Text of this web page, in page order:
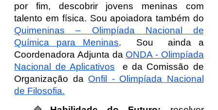
por fim, descobrir jovens meninas com
talento em física. Sou apoiadora também do
Quimeninas – Olimpíada Nacional de
Química para Meninas. Sou ainda a
Coordenadora Adjunta da ONDA - Olimpíada
Nacional de Aplicativos e da Comissão de
Organização da Onfil - Olimpíada Nacional
de Filosofia.